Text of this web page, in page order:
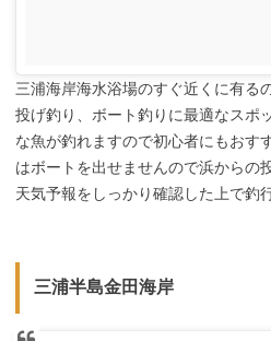
三浦海岸海水浴場のすぐ近くに有る
投げ釣り、ボート釣りに最適なスポ
な魚が釣れますので初心者にもおす
はボートを出せませんので浜からの
天気予報をしっかり確認した上で釣
三浦半島金田海岸